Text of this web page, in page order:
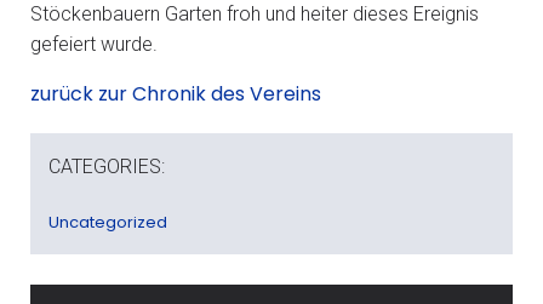
Stöckenbauern Garten froh und heiter dieses Ereignis
gefeiert wurde.
zurück zur Chronik des Vereins
CATEGORIES:
Uncategorized